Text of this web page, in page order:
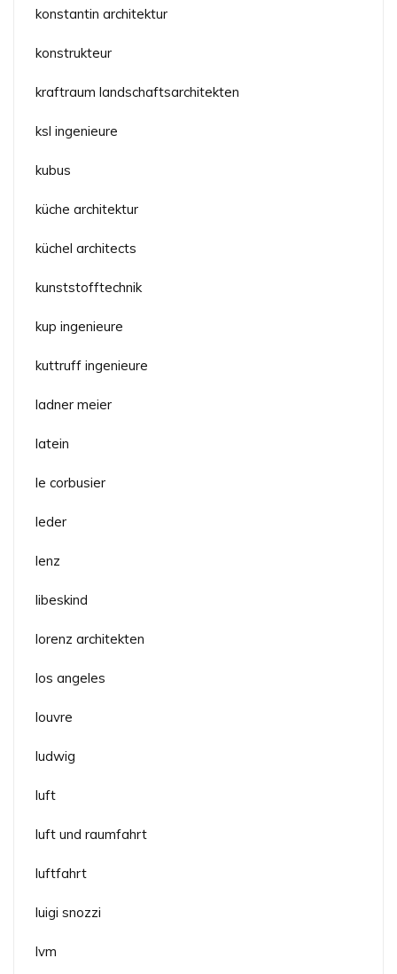
konstantin architektur
konstrukteur
kraftraum landschaftsarchitekten
ksl ingenieure
kubus
küche architektur
küchel architects
kunststofftechnik
kup ingenieure
kuttruff ingenieure
ladner meier
latein
le corbusier
leder
lenz
libeskind
lorenz architekten
los angeles
louvre
ludwig
luft
luft und raumfahrt
luftfahrt
luigi snozzi
lvm